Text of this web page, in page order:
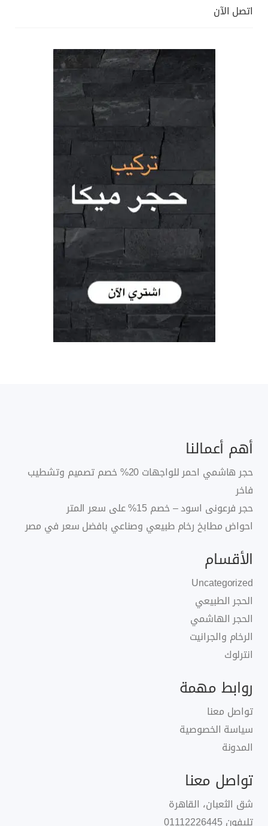
اتصل الآن
أهم أعمالنا
حجر هاشمي احمر للواجهات 20% خصم تصميم وتشطيب
فاخر
حجر فرعونى اسود – خصم 15% على سعر المتر
احواض مطابخ رخام طبيعي وصناعي بافضل سعر في مصر
الأقسام
Uncategorized
الحجر الطبيعي
الحجر الهاشمي
الرخام والجرانيت
انترلوك
روابط مهمة
تواصل معنا
سياسة الخصوصية
المدونة
تواصل معنا
شق الثعبان، القاهرة
تليفون01112226445